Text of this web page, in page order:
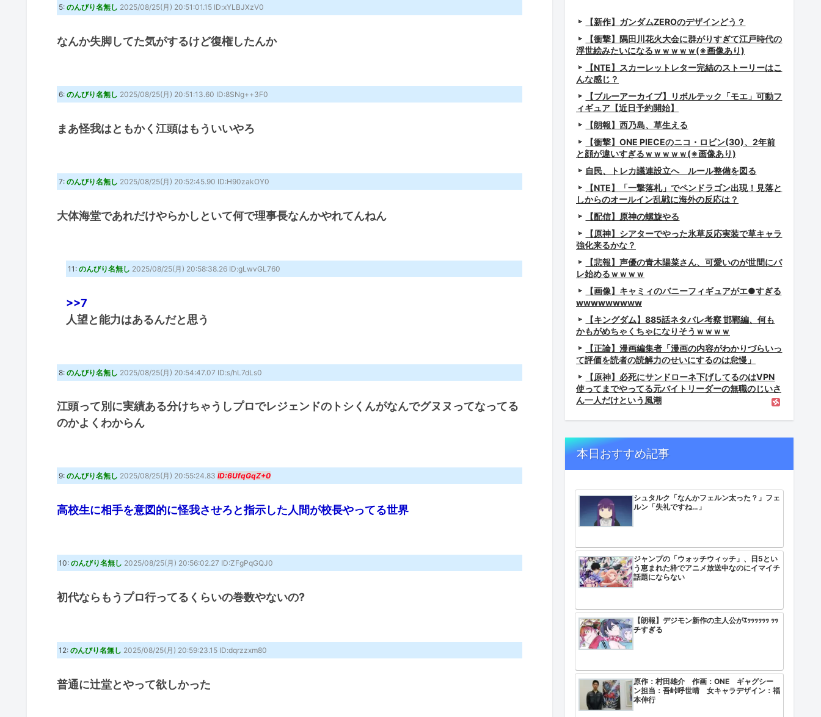
5: のんびり名無し 2025/08/25(月) 20:51:01.15 ID:xYLBJXzV0
なんか失脚してた気がするけど復権したんか
6: のんびり名無し 2025/08/25(月) 20:51:13.60 ID:8SNg++3F0
まあ怪我はともかく江頭はもういいやろ
7: のんびり名無し 2025/08/25(月) 20:52:45.90 ID:H90zakOY0
大体海堂であれだけやらかしといて何で理事長なんかやれてんねん
11: のんびり名無し 2025/08/25(月) 20:58:38.26 ID:gLwvGL760
>>7
人望と能力はあるんだと思う
8: のんびり名無し 2025/08/25(月) 20:54:47.07 ID:s/hL7dLs0
江頭って別に実績ある分けちゃうしプロでレジェンドのトシくんがなんでグヌヌってなってる
のかよくわからん
9: のんびり名無し 2025/08/25(月) 20:55:24.83 ID:6UfqGqZ+0
高校生に相手を意図的に怪我させろと指示した人間が校長やってる世界
10: のんびり名無し 2025/08/25(月) 20:56:02.27 ID:ZFgPqGQJ0
初代ならもうプロ行ってるくらいの巻数やないの?
12: のんびり名無し 2025/08/25(月) 20:59:23.15 ID:dqrzzxm80
普通に辻堂とやって欲しかった
【新作】ガンダムZEROのデザインどう？
【衝撃】隅田川花火大会に群がりすぎて江戸時代の
浮世絵みたいになるｗｗｗｗｗ(※画像あり)
【NTE】スカーレットレター完結のストーリーはこ
んな感じ？
【ブルーアーカイブ】リボルテック「モエ」可動フ
ィギュア【近日予約開始】
【朗報】西乃島、草生える
【衝撃】ONE PIECEのニコ・ロビン(30)、2年前
と顔が違いすぎるｗｗｗｗｗ(※画像あり)
自民、トレカ議連設立へ ルール整備を図る
【NTE】「一撃落札」でペンドラゴン出現！見落と
しからのオールイン乱戦に海外の反応は？
【配信】原神の螺旋やる
【原神】シアターでやった氷草反応実装で草キャラ
強化来るかな？
【悲報】声優の青木陽菜さん、可愛いのが世間にバ
レ始めるｗｗｗｗ
【画像】キャミィのバニーフィギュアがエ●すぎる
wwwwwwwww
【キングダム】885話ネタバレ考察 邯鄲編、何も
かもがめちゃくちゃになりそうｗｗｗｗ
【正論】漫画編集者「漫画の内容がわかりづらいっ
て評価を読者の読解力のせいにするのは怠慢」
【原神】必死にサンドローネ下げしてるのはVPN
使ってまでやってる元バイトリーダーの無職のじいさ
ん一人だけという風潮
本日おすすめ記事
シュタルク「なんかフェルン太った？」フェ
ルン「失礼ですね…」
ジャンプの「ウォッチウィッチ」、日5とい
う恵まれた枠でアニメ放送中なのにイマイチ
話題にならない
【朗報】デジモン新作の主人公がｴｯｯｯｯｯｯ ｯｯ
チすぎる
原作：村田雄介 作画：ONE ギャグシー
ン担当：吾峠呼世晴 女キャラデザイン：福
本伸行